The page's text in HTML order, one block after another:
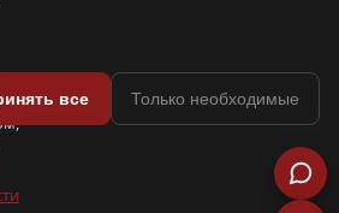
→
| 37. Все права защищены.
📦 YML-фид
все Только необходимые